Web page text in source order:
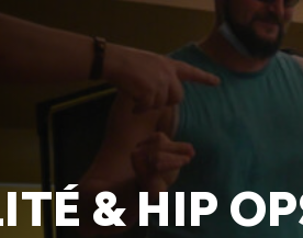
& HIP